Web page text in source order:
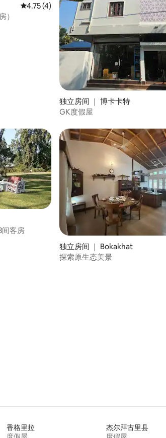
价
平均评分 4.75 分（满分 5 分），共 4 条评价
4.75 (4)
）
独立房间 ｜ 博卡卡特
GK度假屋
客房
独立房间 ｜ Bokakhat
探索原生态美景
香格里拉
杰尔拜古里县